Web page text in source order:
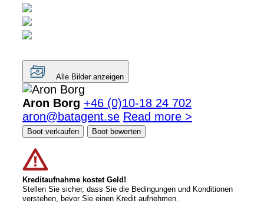
Alle Bilder anzeigen
Aron Borg +46 (0)10-18 24 702
aron@batagent.se Read more >
Boot verkaufen Boot bewerten
Kreditaufnahme kostet Geld!
Stellen Sie sicher, dass Sie die Bedingungen und Konditionen
verstehen, bevor Sie einen Kredit aufnehmen.